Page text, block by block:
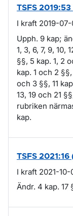
TSFS
I kraft 2019-07-
Upph. 9 kap;
1, 3, 6, 7, 9, 10,
§§, 5 kap. 1, 2
kap. 1 och 2 §§,
och 3 §§, 11
13, 19 och 21
rubriken
kap.
TSFS
I kraft 2021-10-
Ändr. 4 kap. 17